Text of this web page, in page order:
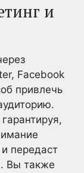
и
Facebook
привлечь
передаст
Вы также